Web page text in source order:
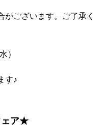
ございます。ご了承く
）
す♪
ェア★